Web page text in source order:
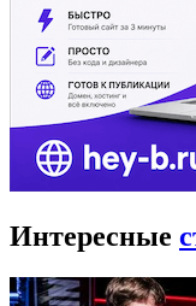
Интересные